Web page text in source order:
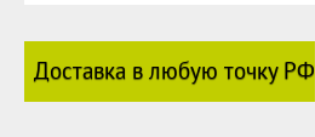
Доставка в любую точку РФ